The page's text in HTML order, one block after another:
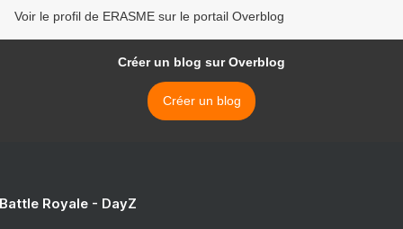
Voir le profil de ERASME sur le portail Overblog
Créer un blog sur Overblog
Créer un blog
Royale - DayZ